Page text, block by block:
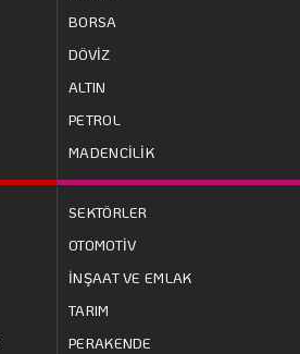
BORSA
DÖVİZ
ALTIN
PETROL
MADENCİLİK
SEKTÖRLER
OTOMOTİV
İNŞAAT VE EMLAK
TARIM
PERAKENDE